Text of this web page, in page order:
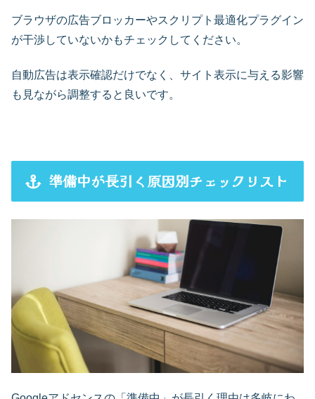
ブラウザの広告ブロッカーやスクリプト最適化プラグイン
が干渉していないかもチェックしてください。
自動広告は表示確認だけでなく、サイト表示に与える影響
も見ながら調整すると良いです。
準備中が長引く原因別チェックリスト